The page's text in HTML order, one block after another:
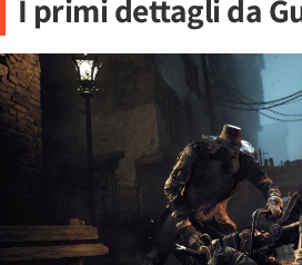
I primi dettagli da